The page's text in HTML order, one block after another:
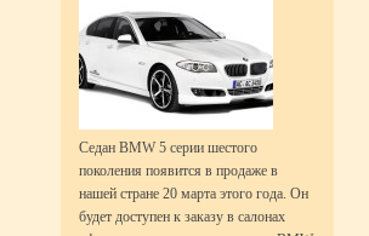
Седан BMW 5 серии шестого
поколения появится в продаже в
нашей стране 20 марта этого года. Он
будет доступен к заказу в салонах